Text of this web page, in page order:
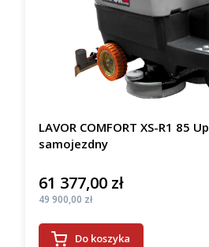
LAVOR COMFORT XS-R1 85
samojezdny
Cena
61 377,00 zł
Cena
49 900,00 zł
Do koszyka